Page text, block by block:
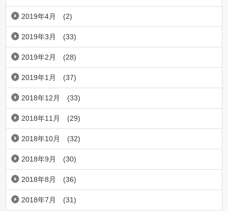
2019年4月 (2)
2019年3月 (33)
2019年2月 (28)
2019年1月 (37)
2018年12月 (33)
2018年11月 (29)
2018年10月 (32)
2018年9月 (30)
2018年8月 (36)
2018年7月 (31)